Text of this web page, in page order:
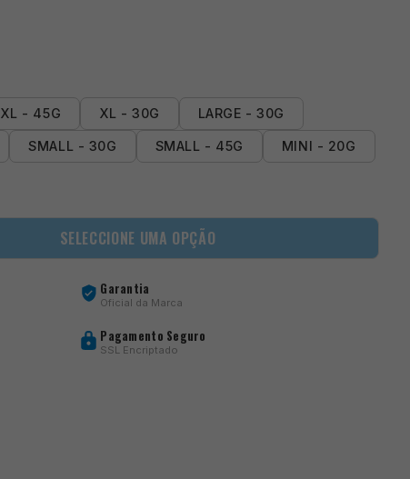
XL - 45G XL - 30G LARGE - 30G
SMALL - 30G SMALL - 45G MINI - 20G
SELECCIONE UMA OPÇÃO
Garantia
Oficial da Marca
Pagamento Seguro
SSL Encriptado